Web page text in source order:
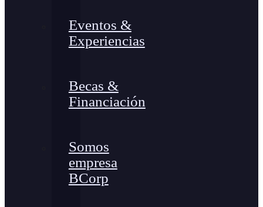
Eventos &
Experiencias
Becas &
Financiación
Somos
empresa
BCorp